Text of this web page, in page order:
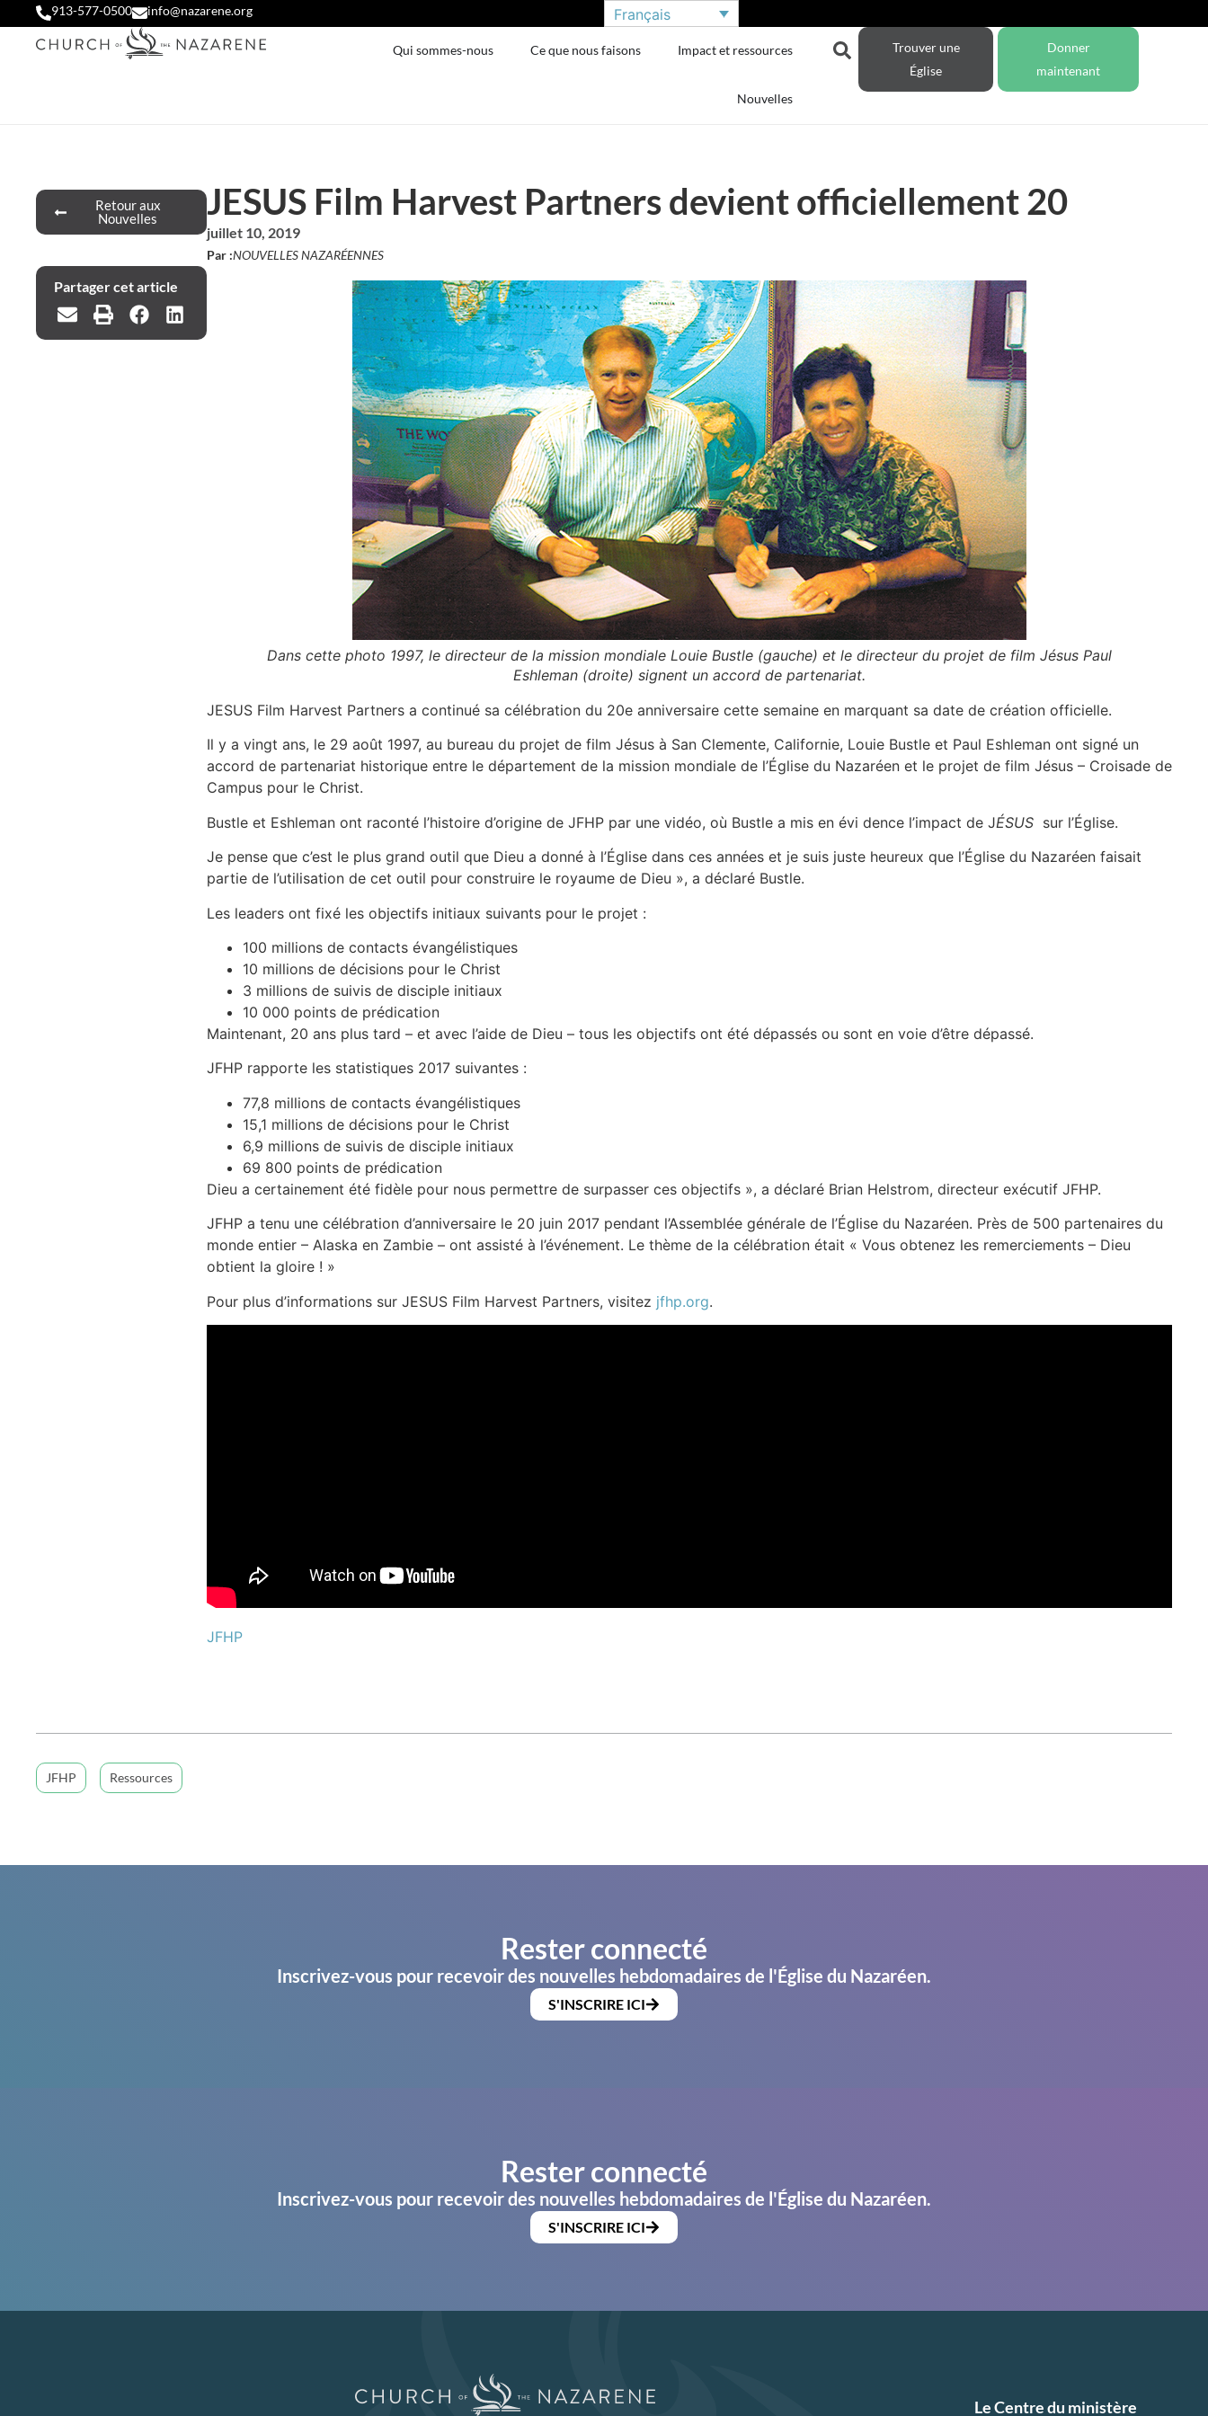
913-577-0500 info@nazarene.org Français
Qui sommes-nous Ce que nous faisons Impact et ressources
Nouvelles
Trouver une
Église
Donner
maintenant
Retour aux
Nouvelles
JESUS Film Harvest Partners devient officiellement 20
juillet 10, 2019
Par :NOUVELLES NAZARÉENNES
Partager cet article
Dans cette photo 1997, le directeur de la mission mondiale Louie Bustle (gauche) et le directeur du projet de film Jésus Paul
Eshleman (droite) signent un accord de partenariat.
JESUS Film Harvest Partners a continué sa célébration du 20e anniversaire cette semaine en marquant sa date de création officielle.
Il y a vingt ans, le 29 août 1997, au bureau du projet de film Jésus à San Clemente, Californie, Louie Bustle et Paul Eshleman ont signé un
accord de partenariat historique entre le département de la mission mondiale de l’Église du Nazaréen et le projet de film Jésus – Croisade de
Campus pour le Christ.
Bustle et Eshleman ont raconté l’histoire d’origine de JFHP par une vidéo, où Bustle a mis en évi dence l’impact de JÉSUS sur l’Église.
Je pense que c’est le plus grand outil que Dieu a donné à l’Église dans ces années et je suis juste heureux que l’Église du Nazaréen faisait
partie de l’utilisation de cet outil pour construire le royaume de Dieu », a déclaré Bustle.
Les leaders ont fixé les objectifs initiaux suivants pour le projet :
100 millions de contacts évangélistiques
10 millions de décisions pour le Christ
3 millions de suivis de disciple initiaux
10 000 points de prédication
Maintenant, 20 ans plus tard – et avec l’aide de Dieu – tous les objectifs ont été dépassés ou sont en voie d’être dépassé.
JFHP rapporte les statistiques 2017 suivantes :
77,8 millions de contacts évangélistiques
15,1 millions de décisions pour le Christ
6,9 millions de suivis de disciple initiaux
69 800 points de prédication
Dieu a certainement été fidèle pour nous permettre de surpasser ces objectifs », a déclaré Brian Helstrom, directeur exécutif JFHP.
JFHP a tenu une célébration d’anniversaire le 20 juin 2017 pendant l’Assemblée générale de l’Église du Nazaréen. Près de 500 partenaires du
monde entier – Alaska en Zambie – ont assisté à l’événement. Le thème de la célébration était « Vous obtenez les remerciements – Dieu
obtient la gloire ! »
Pour plus d’informations sur JESUS Film Harvest Partners, visitez jfhp.org.
JFHP
JFHP Ressources
Rester connecté
Inscrivez-vous pour recevoir des nouvelles hebdomadaires de l'Église du Nazaréen.
S'INSCRIRE ICI
Rester connecté
Inscrivez-vous pour recevoir des nouvelles hebdomadaires de l'Église du Nazaréen.
S'INSCRIRE ICI
Le Centre du ministère